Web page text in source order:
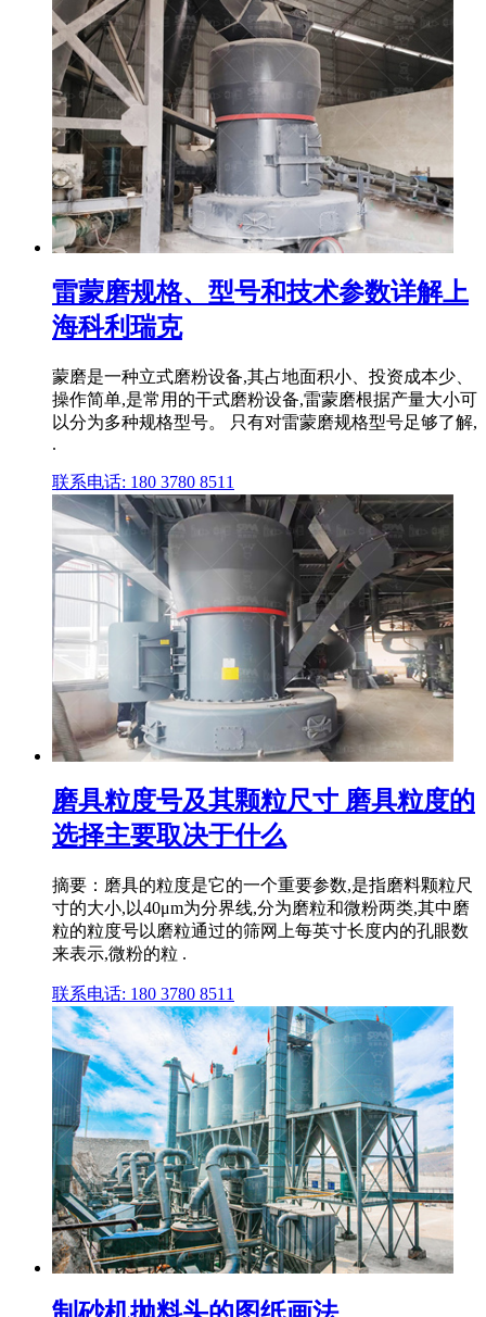
雷蒙磨规格、型号和技术参数详解上
海科利瑞克
蒙磨是一种立式磨粉设备,其占地面积小、投资成本少、
操作简单,是常用的干式磨粉设备,雷蒙磨根据产量大小可
以分为多种规格型号。 只有对雷蒙磨规格型号足够了解,
.
联系电话: 180 3780 8511
磨具粒度号及其颗粒尺寸 磨具粒度的
选择主要取决于什么
摘要：磨具的粒度是它的一个重要参数,是指磨料颗粒尺
寸的大小,以40μm为分界线,分为磨粒和微粉两类,其中磨
粒的粒度号以磨粒通过的筛网上每英寸长度内的孔眼数
来表示,微粉的粒 .
联系电话: 180 3780 8511